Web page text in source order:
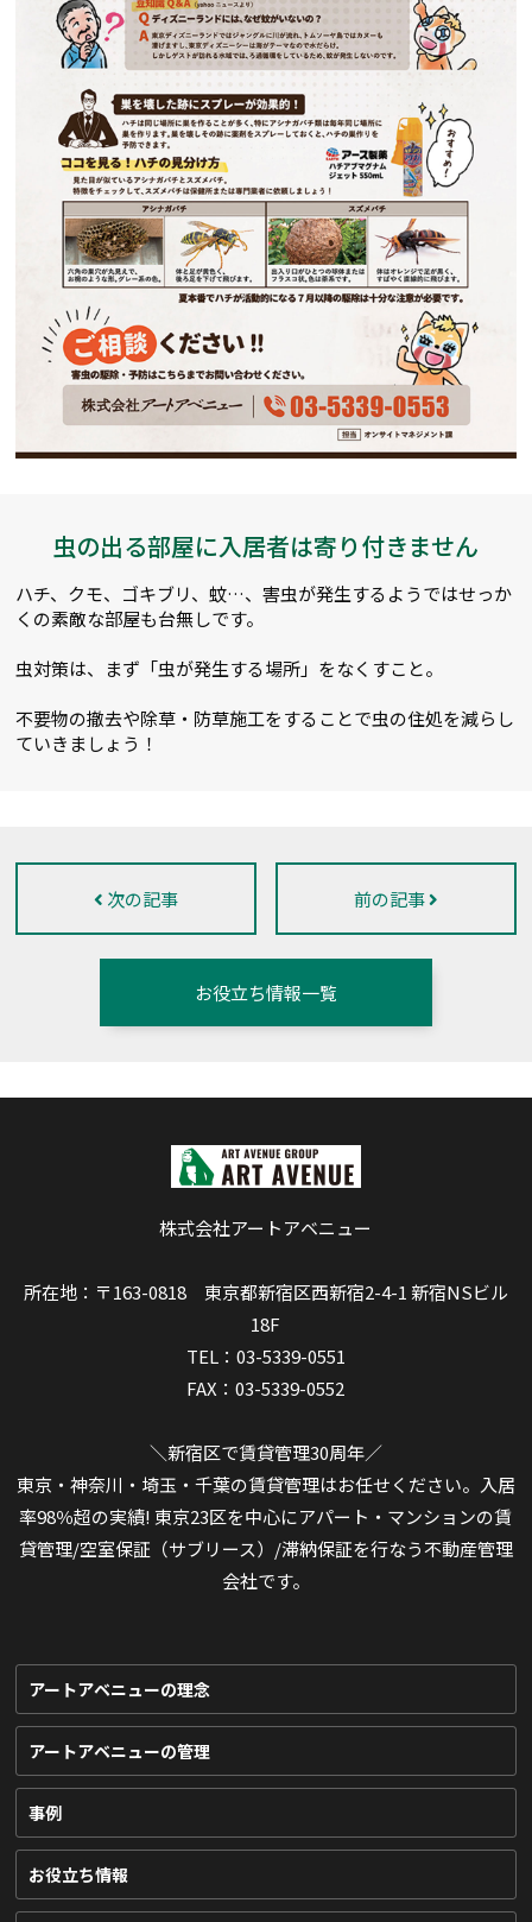
虫の出る部屋に入居者は寄り付きません
ハチ、クモ、ゴキブリ、蚊…、害虫が発生するようではせっか
くの素敵な部屋も台無しです。
虫対策は、まず「虫が発生する場所」をなくすこと。
不要物の撤去や除草・防草施工をすることで虫の住処を減らし
ていきましょう！
次の記事
お役立ち情報一覧
前の記事
株式会社アートアベニュー
所在地：〒163-0818 東京都新宿区西新宿2-4-1 新宿NSビル
18F
TEL：03-5339-0551
FAX：03-5339-0552
＼新宿区で賃貸管理30周年／
東京・神奈川・埼玉・千葉の賃貸管理はお任せください。入居
率98％超の実績! 東京23区を中心にアパート・マンションの賃
貸管理/空室保証（サブリース）/滞納保証を行なう不動産管理
会社です。
アートアベニューの理念
アートアベニューの管理
事例
お役立ち情報